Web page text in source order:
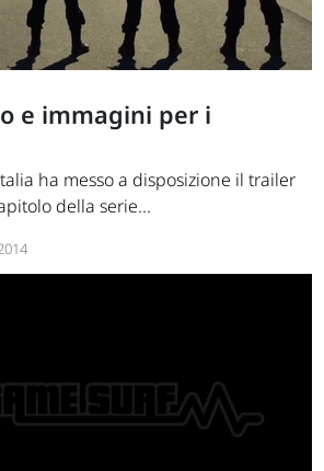
e immagini per i
ha messo a disposizione il trailer
della serie...